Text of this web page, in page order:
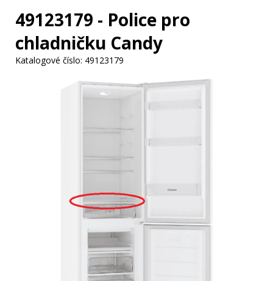
49123179 - Police pro
chladničku Candy
Katalogové číslo: 49123179